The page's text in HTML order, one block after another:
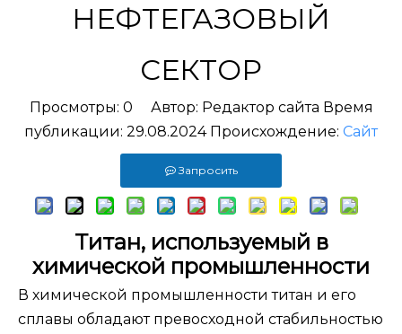
НЕФТЕГАЗОВЫЙ
СЕКТОР
Просмотры: 0 Автор: Редактор сайта Время
публикации: 29.08.2024 Происхождение: Сайт
Запросить
Титан, используемый в
химической промышленности
В химической промышленности титан и его
сплавы обладают превосходной стабильностью